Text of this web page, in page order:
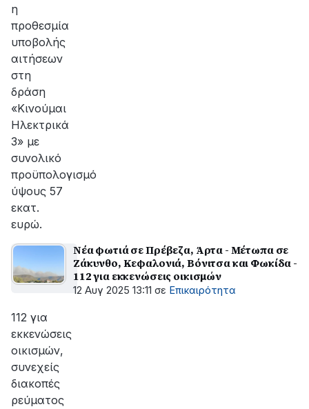
η
προθεσμία
υποβολής
αιτήσεων
στη
δράση
«Κινούμαι
Ηλεκτρικά
3» με
συνολικό
προϋπολογισμό
ύψους 57
εκατ.
ευρώ.
Νέα φωτιά σε Πρέβεζα, Άρτα - Μέτωπα σε
Ζάκυνθο, Κεφαλονιά, Βόνιτσα και Φωκίδα -
112 για εκκενώσεις οικισμών
12 Αυγ 2025 13:11 σε Επικαιρότητα
112 για
εκκενώσεις
οικισμών,
συνεχείς
διακοπές
ρεύματος